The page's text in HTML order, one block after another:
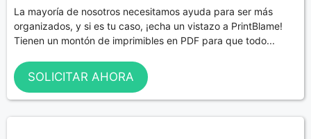
La mayoría de nosotros necesitamos ayuda para ser más
organizados, y si es tu caso, ¡echa un vistazo a PrintBlame!
Tienen un montón de imprimibles en PDF para que todo...
SOLICITAR AHORA